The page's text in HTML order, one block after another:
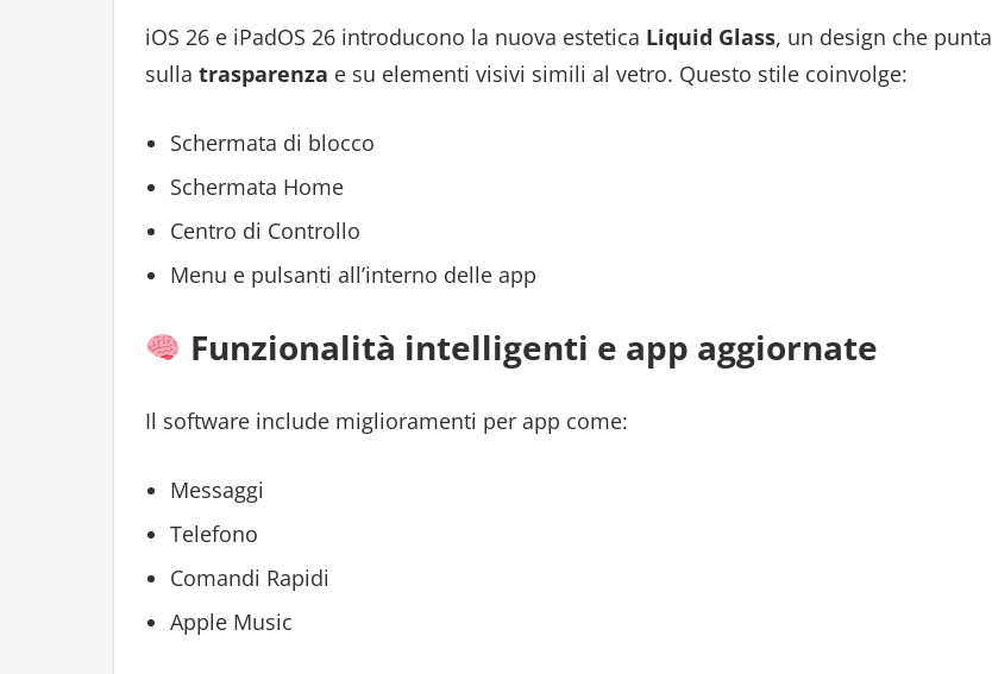
iOS 26 e iPadOS 26 introducono la nuova estetica Liquid Glass, un design che punta
sulla trasparenza e su elementi visivi simili al vetro. Questo stile coinvolge:
Schermata di blocco
Schermata Home
Centro di Controllo
Menu e pulsanti all’interno delle app
Funzionalità intelligenti e app aggiornate
Il software include miglioramenti per app come:
Messaggi
Telefono
Comandi Rapidi
Apple Music